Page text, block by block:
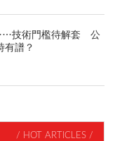
技術門檻待解套 公
有譜？
/ HOT ARTICLES /